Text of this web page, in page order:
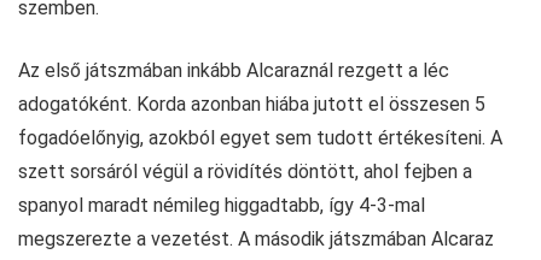
szemben.
Az első játszmában inkább Alcaraznál rezgett a léc
adogatóként. Korda azonban hiába jutott el összesen 5
fogadóelőnyig, azokból egyet sem tudott értékesíteni. A
szett sorsáról végül a rövidítés döntött, ahol fejben a
spanyol maradt némileg higgadtabb, így 4-3-mal
megszerezte a vezetést. A második játszmában Alcaraz